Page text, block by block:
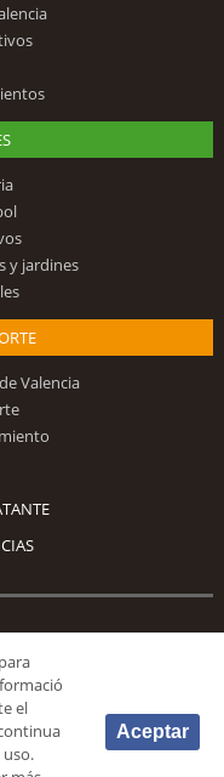
y jardines
Valencia
Síguenos
el
Aceptar